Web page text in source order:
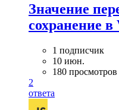
Значение
сохранение в
1 подписчик
10 июн.
180 просмотров
2
ответа